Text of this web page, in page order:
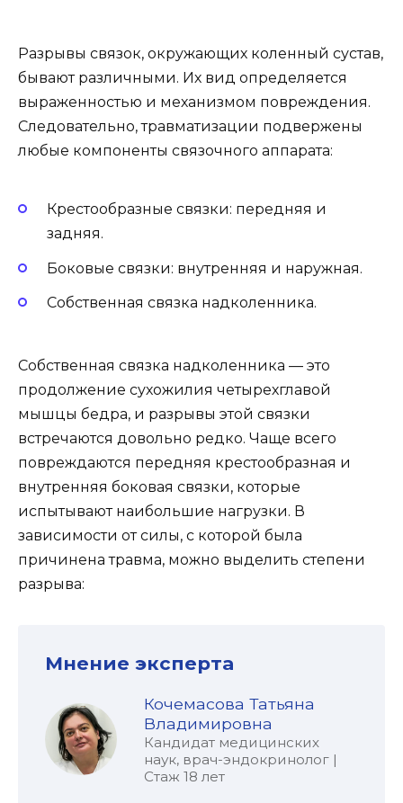
Разрывы связок, окружающих коленный сустав,
бывают различными. Их вид определяется
выраженностью и механизмом повреждения.
Следовательно, травматизации подвержены
любые компоненты связочного аппарата:
Крестообразные связки: передняя и
задняя.
Боковые связки: внутренняя и наружная.
Собственная связка надколенника.
Собственная связка надколенника — это
продолжение сухожилия четырехглавой
мышцы бедра, и разрывы этой связки
встречаются довольно редко. Чаще всего
повреждаются передняя крестообразная и
внутренняя боковая связки, которые
испытывают наибольшие нагрузки. В
зависимости от силы, с которой была
причинена травма, можно выделить степени
разрыва:
Мнение эксперта
Кочемасова Татьяна
Владимировна
Кандидат медицинских
наук, врач-эндокринолог |
Стаж 18 лет